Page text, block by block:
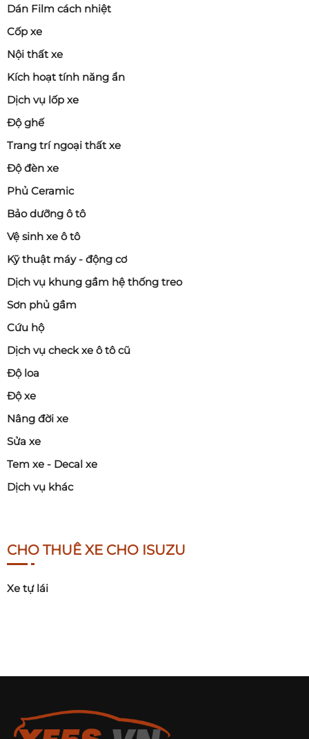
Dán Film cách nhiệt
Cốp xe
Nội thất xe
Kích hoạt tính năng ẩn
Dịch vụ lốp xe
Độ ghế
Trang trí ngoại thất xe
Độ đèn xe
Phủ Ceramic
Bảo dưỡng ô tô
Vệ sinh xe ô tô
Kỹ thuật máy - động cơ
Dịch vụ khung gầm hệ thống treo
Sơn phủ gầm
Cứu hộ
Dịch vụ check xe ô tô cũ
Độ loa
Độ xe
Nâng đời xe
Sửa xe
Tem xe - Decal xe
Dịch vụ khác
CHO THUÊ XE CHO ISUZU
Xe tự lái